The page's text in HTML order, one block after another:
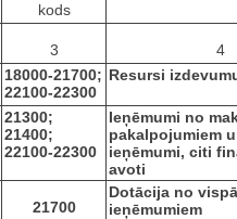
kods
3
4
18000-21700;
22100-22300
Resursi
21300;
21400;
22100-22300
Ieņēmumi no
pakalpojumiem
ieņēmumi, citi
avoti
21700
Dotācija no
ieņēmumiem